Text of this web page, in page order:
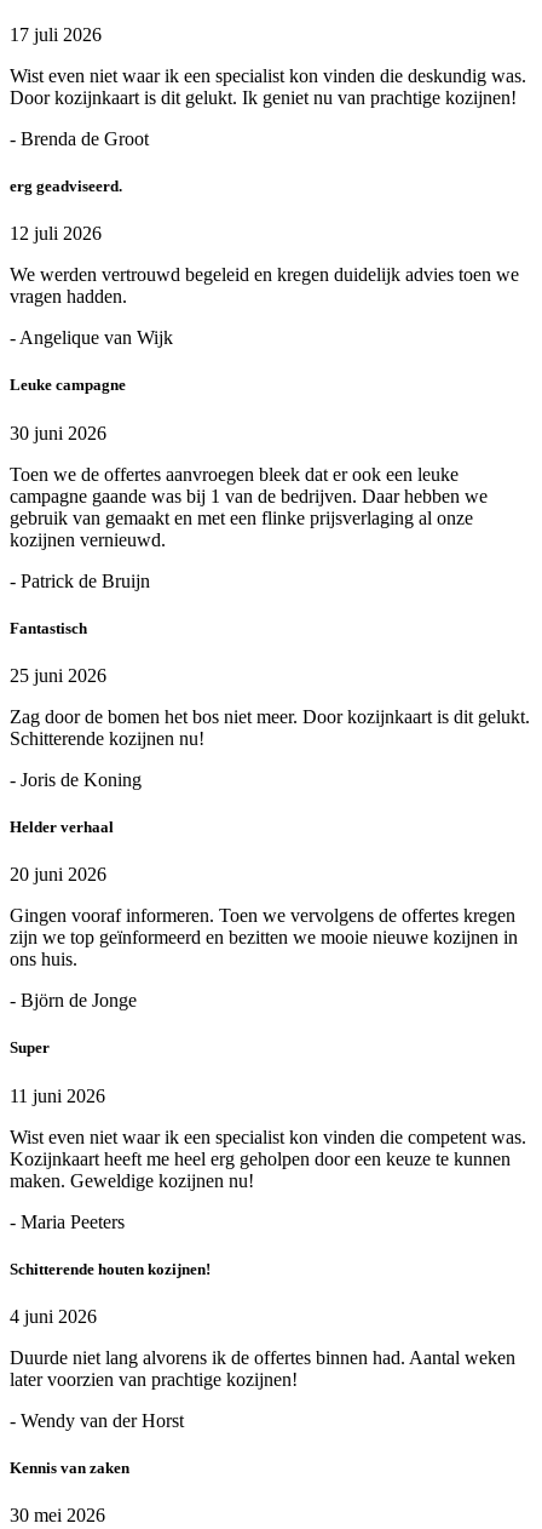
17 juli 2026
Wist even niet waar ik een specialist kon vinden die deskundig was.
Door kozijnkaart is dit gelukt. Ik geniet nu van prachtige kozijnen!
- Brenda de Groot
erg geadviseerd.
12 juli 2026
We werden vertrouwd begeleid en kregen duidelijk advies toen we
vragen hadden.
- Angelique van Wijk
Leuke campagne
30 juni 2026
Toen we de offertes aanvroegen bleek dat er ook een leuke
campagne gaande was bij 1 van de bedrijven. Daar hebben we
gebruik van gemaakt en met een flinke prijsverlaging al onze
kozijnen vernieuwd.
- Patrick de Bruijn
Fantastisch
25 juni 2026
Zag door de bomen het bos niet meer. Door kozijnkaart is dit gelukt.
Schitterende kozijnen nu!
- Joris de Koning
Helder verhaal
20 juni 2026
Gingen vooraf informeren. Toen we vervolgens de offertes kregen
zijn we top geïnformeerd en bezitten we mooie nieuwe kozijnen in
ons huis.
- Björn de Jonge
Super
11 juni 2026
Wist even niet waar ik een specialist kon vinden die competent was.
Kozijnkaart heeft me heel erg geholpen door een keuze te kunnen
maken. Geweldige kozijnen nu!
- Maria Peeters
Schitterende houten kozijnen!
4 juni 2026
Duurde niet lang alvorens ik de offertes binnen had. Aantal weken
later voorzien van prachtige kozijnen!
- Wendy van der Horst
Kennis van zaken
30 mei 2026